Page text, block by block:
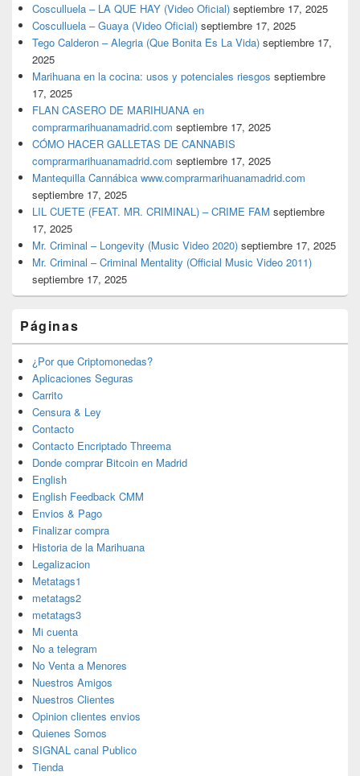
Cosculluela – LA QUE HAY (Video Oficial) septiembre 17, 2025
Cosculluela – Guaya (Video Oficial) septiembre 17, 2025
Tego Calderon – Alegria (Que Bonita Es La Vida) septiembre 17,
2025
Marihuana en la cocina: usos y potenciales riesgos septiembre
17, 2025
FLAN CASERO DE MARIHUANA en
comprarmarihuanamadrid.com septiembre 17, 2025
CÓMO HACER GALLETAS DE CANNABIS
comprarmarihuanamadrid.com septiembre 17, 2025
Mantequilla Cannábica www.comprarmarihuanamadrid.com
septiembre 17, 2025
LIL CUETE (FEAT. MR. CRIMINAL) – CRIME FAM septiembre
17, 2025
Mr. Criminal – Longevity (Music Video 2020) septiembre 17, 2025
Mr. Criminal – Criminal Mentality (Official Music Video 2011)
septiembre 17, 2025
Páginas
¿Por que Criptomonedas?
Aplicaciones Seguras
Carrito
Censura & Ley
Contacto
Contacto Encriptado Threema
Donde comprar Bitcoin en Madrid
English
English Feedback CMM
Envios & Pago
Finalizar compra
Historia de la Marihuana
Legalizacion
Metatags1
metatags2
metatags3
Mi cuenta
No a telegram
No Venta a Menores
Nuestros Amigos
Nuestros Clientes
Opinion clientes envios
Quienes Somos
SIGNAL canal Publico
Tienda